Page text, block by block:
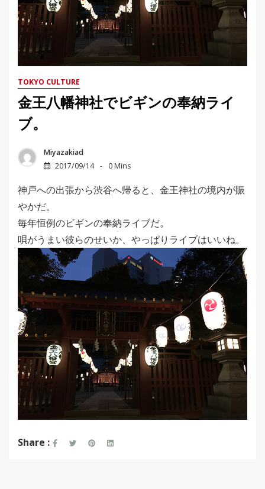
TOKYO CULTURE
金王八幡神社でビギンの奉納ライ
ブ。
Miyazakiad
2017/09/14
0 Mins
神戸への出張から渋谷へ帰ると、金王神社の境内が賑
やかだ。
毎年恒例のビギンの奉納ライブだ。
唄がうまい彼らのせいか、やっぱりライブはいいね。
Share :